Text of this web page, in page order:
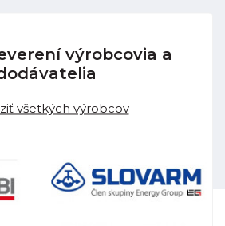
výrobcovia a
všetkých výrobcov